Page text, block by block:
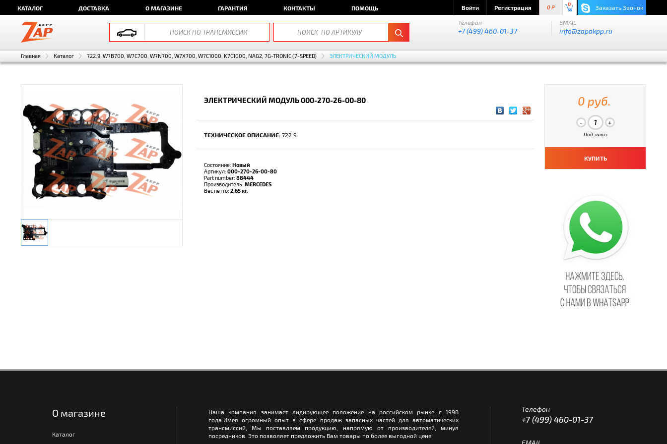
КАТАЛОГ ДОСТАВКА О МАГАЗИНЕ ГАРАНТИЯ КОНТАКТЫ ПОМОЩЬ Войти Регистрация 0 P
0 Заказать Звонок
Телефон
+7 (499) 460-01-37
EMAIL
info@zapakpp.ru
Главная Каталог 722.9, W7B700, W7C700, W7N700, W7X700, W7C1000, K7C1000, NAG2, 7G-TRONIC (7-SPEED) ЭЛЕКТРИЧЕСКИЙ МОДУЛЬ
ЭЛЕКТРИЧЕСКИЙ МОДУЛЬ 000-270-26-00-80
ТЕХНИЧЕСКОЕ ОПИСАНИЕ: 722.9
Состояние: Новый
Артикул: 000-270-26-00-80
Part number: 88444
Производитель: MERCEDES
Вес нетто: 2.65 кг.
0 руб.
Под заказ
КУПИТЬ
О магазине
Каталог
Наша компания занимает лидирующее положение на российском рынке с 1998
года.Имея огромный опыт в сфере продаж запасных частей для автоматических
трансмиссий, Мы поставляем продукцию, напрямую от производителей, минуя
посредников. Это позволяет предложить Вам товары по более выгодной цене.
Телефон
+7 (499) 460-01-37